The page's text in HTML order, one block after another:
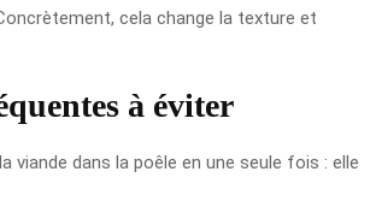
cela change la texture et
à éviter
viande dans la poêle en une seule fois : elle